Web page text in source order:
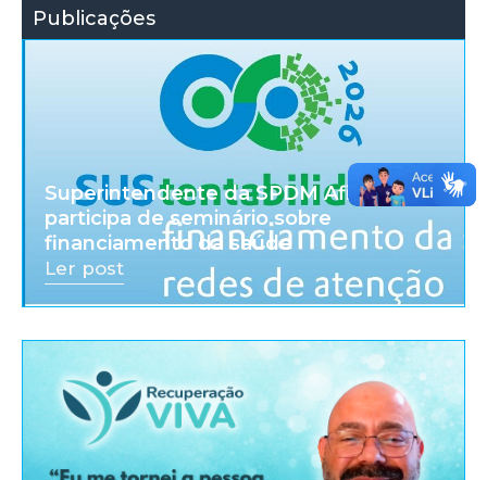
Publicações
Superintendente da SPDM Afiliadas
participa de seminário sobre
financiamento da saúde
Ler post